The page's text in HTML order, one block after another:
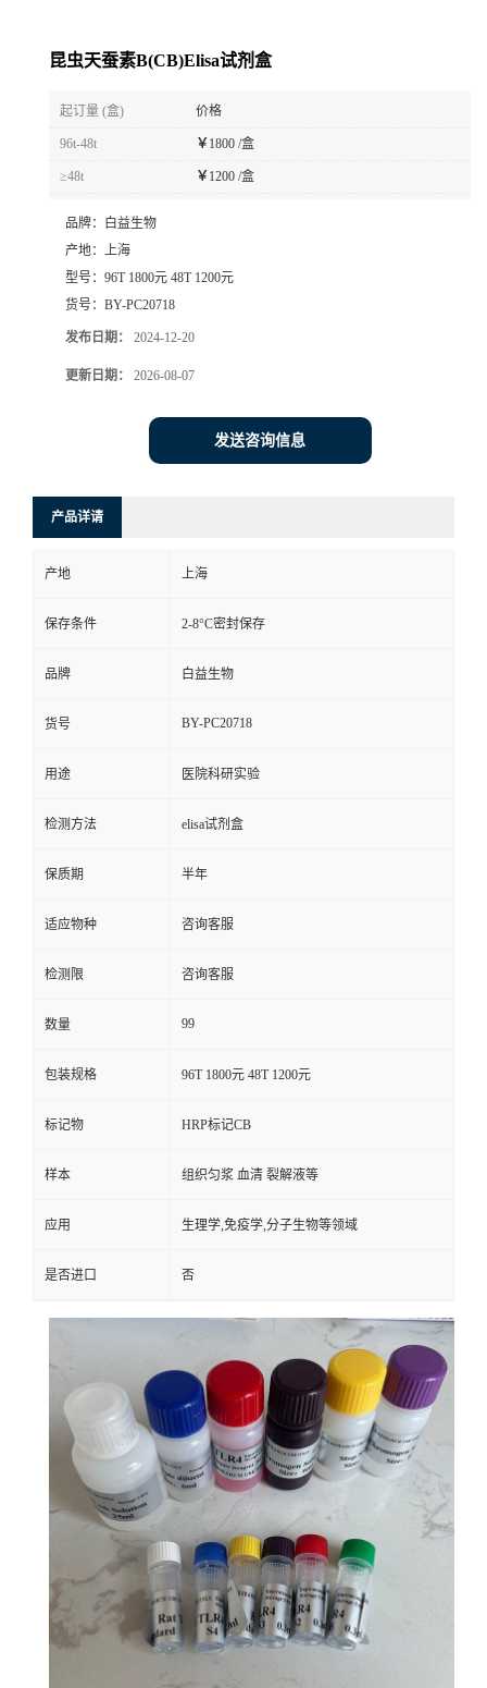
昆虫天蚕素B(CB)Elisa试剂盒
起订量 (盒) 价格
96t-48t ￥ 1800 /盒
≥48t ￥ 1200 /盒
品牌：
白益生物
产地： 上海
型号： 96T 1800元 48T 1200元
货号： BY-PC20718
发布日期： 2024-12-20
更新日期： 2026-08-07
发送咨询信息
产品详请
产地 上海
保存条件 2-8°C密封保存
品牌 白益生物
货号 BY-PC20718
用途 医院科研实验
检测方法 elisa试剂盒
保质期 半年
适应物种 咨询客服
检测限 咨询客服
数量 99
包装规格 96T 1800元 48T 1200元
标记物 HRP标记CB
样本 组织匀浆 血清 裂解液等
应用 生理学,免疫学,分子生物等领域
是否进口 否